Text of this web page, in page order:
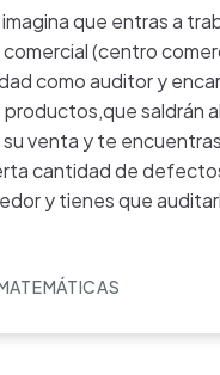
que entras a
(centro
como auditor y
saldrán al
venta y te
cantidad de
y tienes que